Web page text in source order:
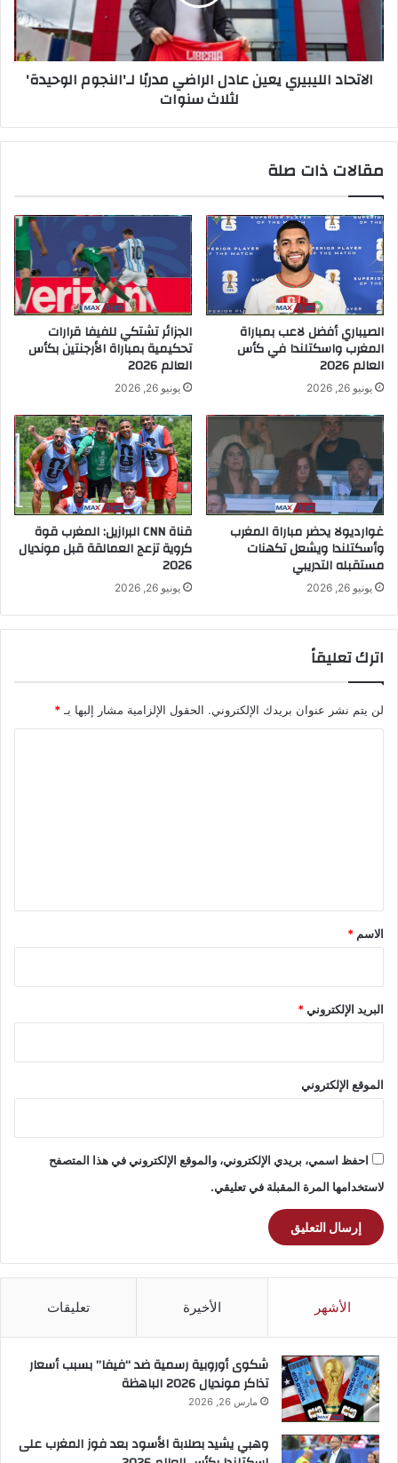
الاتحاد الليبيري يعين عادل الراضي مدربًا لـ'النجوم الوحيدة'
لثلاث سنوات
مقالات ذات صلة
الصيباري أفضل لاعب بمباراة
المغرب واسكتلندا في كأس
العالم 2026
يونيو 26, 2026
الجزائر تشتكي للفيفا قرارات
تحكيمية بمباراة الأرجنتين بكأس
العالم 2026
يونيو 26, 2026
غوارديولا يحضر مباراة المغرب
وأسكتلندا ويشعل تكهنات
مستقبله التدريبي
يونيو 26, 2026
قناة CNN البرازيل: المغرب قوة
كروية تزعج العمالقة قبل مونديال
2026
يونيو 26, 2026
اترك تعليقاً
لن يتم نشر عنوان بريدك الإلكتروني. الحقول الإلزامية مشار إليها بـ *
*
الاسم *
البريد الإلكتروني*
الموقع الإلكتروني
احفظ اسمي، بريدي الإلكتروني، والموقع الإلكتروني في هذا المتصفح
لاستخدامها المرة المقبلة في تعليقي.
الأشهر الأخيرة تعليقات
شكوى أوروبية رسمية ضد “فيفا” بسبب أسعار
تذاكر مونديال 2026 الباهظة
مارس 26, 2026
وهبي يشيد بصلابة الأسود بعد فوز المغرب على